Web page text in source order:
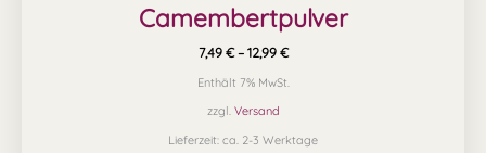
Camembertpulver
7,49 € – 12,99 €
Enthält 7% MwSt.
zzgl. Versand
Lieferzeit: ca. 2-3 Werktage